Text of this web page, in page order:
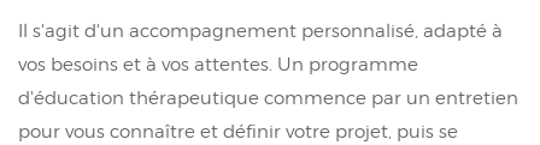
Il s'agit d'un accompagnement personnalisé, adapté à
vos besoins et à vos attentes. Un programme
d'éducation thérapeutique commence par un entretien
pour vous connaître et définir votre projet, puis se